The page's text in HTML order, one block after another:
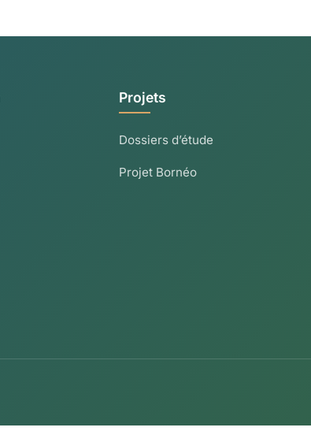
Projets
Dossiers d’étude
Projet Bornéo